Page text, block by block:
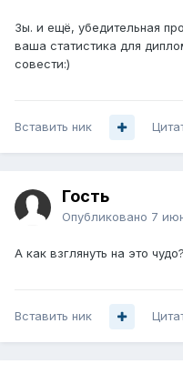
Зы. и ещё, убедительная
ваша статистика для
совести:)
Вставить ник
Гость
Опубликовано 7
А как взглянуть на это чудо?
Вставить ник